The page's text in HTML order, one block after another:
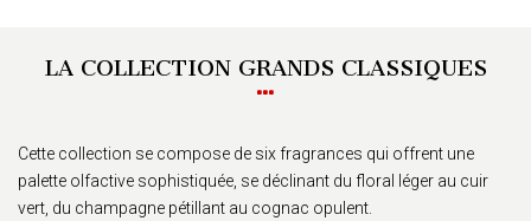
LA COLLECTION GRANDS CLASSIQUES
Cette collection se compose de six fragrances qui offrent une
palette olfactive sophistiquée, se déclinant du floral léger au cuir
vert, du champagne pétillant au cognac opulent.